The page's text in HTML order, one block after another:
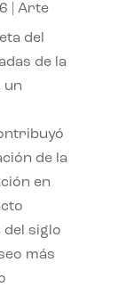
Arte
del
de la
un
de la
en
del siglo
más